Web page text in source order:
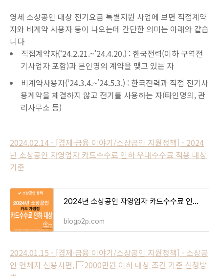
영세 소상공인 대상 전기요금 특별지원 사업에 보면 직접계약
자와 비계약 사용자 등이 나오는데 간단한 의미는 아래와 같습
니다
직접계약자(‘24.2.21.~’24.4.20.) : 한국전력(이하 구역전
기사업자 포함)과 본인명의 계약을 맺고 있는 자
비계약사용자(‘24.3.4.~’24.5.3.) : 한국전력과 직접 전기사
용계약을 체결하지 않고 전기를 사용하는 자(타인명의, 관
리사무소 등)
2024.02.14 - [경제·금융 이야기/소상공인 지원정책] - 2024
년 소상공인 자영업자 카드수수료 인하 우대수수료 적용 대상
기준
2024년 소상공인 자영업자 카드수수료 인하 우대수수료 적용 대상 기준
blogp2p.com
2024.01.15 - [경제·금융 이야기/소상공인 지원정책] - 소상공
인 연체자 신용사면, 2000만원 이하 대상 조건 기준 신청방